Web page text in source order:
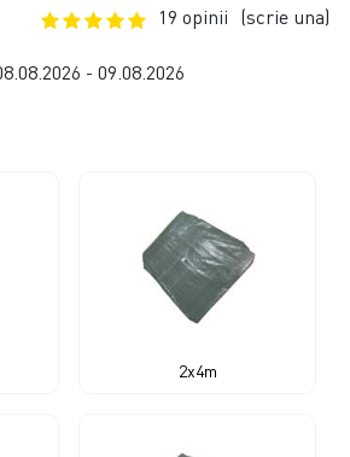
19 opinii (scrie una)
- 09.08.2026
2x4m